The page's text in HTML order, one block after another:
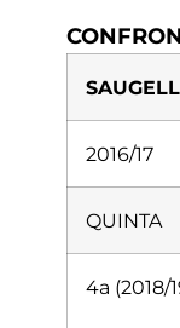
2016/17
QUINTA
4a (2018/